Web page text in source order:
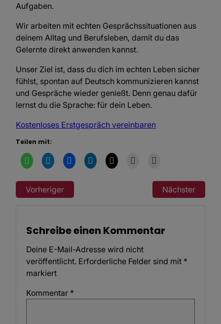
Aufgaben.
Wir arbeiten mit echten Gesprächssituationen aus
deinem Alltag und Berufsleben, damit du das
Gelernte direkt anwenden kannst.
Unser Ziel ist, dass du dich im echten Leben sicher
fühlst, spontan auf Deutsch kommunizieren kannst
und Gespräche wieder genießt. Denn genau dafür
lernst du die Sprache: für dein Leben.
Kostenloses Erstgespräch vereinbaren
Teilen mit:
Vorheriger Nächster
Schreibe einen Kommentar
Deine E-Mail-Adresse wird nicht
veröffentlicht. Erforderliche Felder sind mit *
markiert
Kommentar *